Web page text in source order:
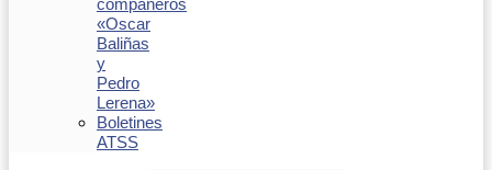
compañeros
«Oscar
Baliñas
y
Pedro
Lerena»
Boletines
ATSS